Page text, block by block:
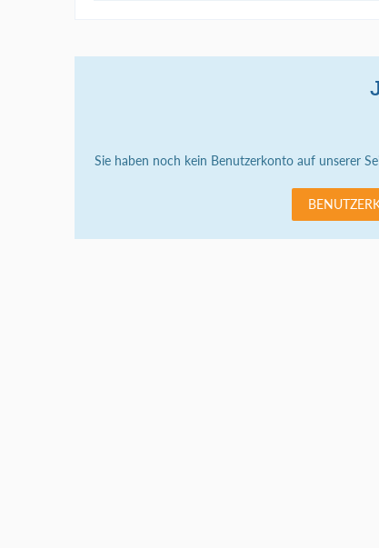
Sie haben noch kein Benutzerkonto auf unserer